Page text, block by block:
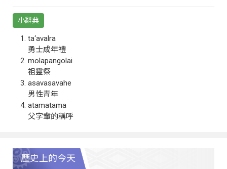
小辭典
ta‘avalra
勇士成年禮
molapangolai
祖靈祭
asavasavahe
男性青年
atamatama
父字輩的稱呼
歷史上的今天